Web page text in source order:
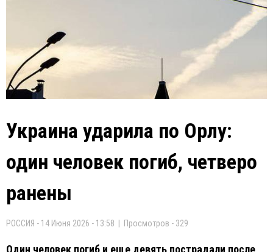
Украина ударила по Орлу:
один человек погиб, четверо
ранены
РОССИЯ - 14 Июня 2026 - 13:58 | Просмотров - 329
Один человек погиб и еще девять пострадали после